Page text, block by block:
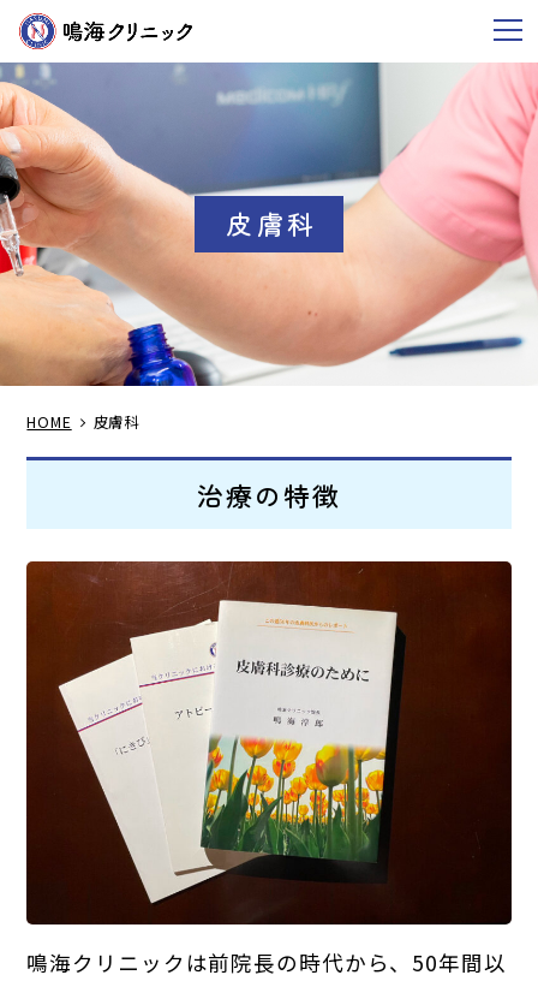
皮膚科
HOME 皮膚科
治療の特徴
鳴海クリニックは前院長の時代から、50年間以